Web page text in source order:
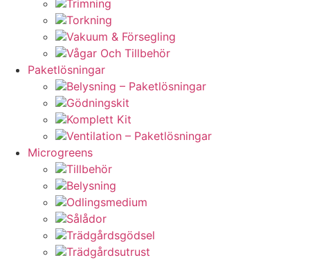
Trimning
Torkning
Vakuum & Försegling
Vågar Och Tillbehör
Paketlösningar
Belysning – Paketlösningar
Gödningskit
Komplett Kit
Ventilation – Paketlösningar
Microgreens
Tillbehör
Belysning
Odlingsmedium
Sålådor
Trädgårdsgödsel
Trädgårdsutrust